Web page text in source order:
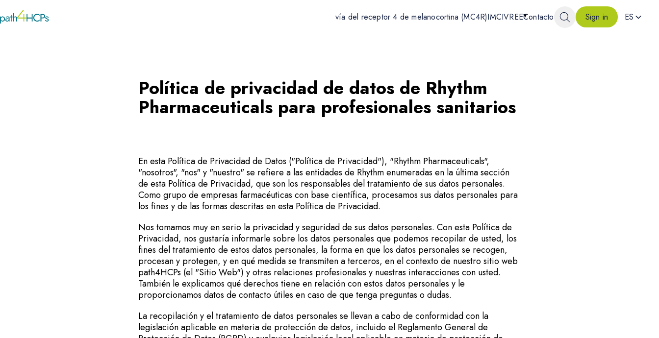
vía del receptor 4 de melanocortina (MC4R)IMCIVREEContacto Sign in ES
Política de privacidad de datos de Rhythm
Pharmaceuticals para profesionales sanitarios
En esta Política de Privacidad de Datos ("Política de Privacidad"), "Rhythm Pharmaceuticals",
"nosotros", "nos" y "nuestro" se refiere a las entidades de Rhythm enumeradas en la última sección
de esta Política de Privacidad, que son los responsables del tratamiento de sus datos personales.
Como grupo de empresas farmacéuticas con base científica, procesamos sus datos personales para
los fines y de las formas descritas en esta Política de Privacidad.
Nos tomamos muy en serio la privacidad y seguridad de sus datos personales. Con esta Política de
Privacidad, nos gustaría informarle sobre los datos personales que podemos recopilar de usted, los
fines del tratamiento de estos datos personales, la forma en que los datos personales se recogen,
procesan y protegen, y en qué medida se transmiten a terceros, en el contexto de nuestro sitio web
path4HCPs (el "Sitio Web") y otras relaciones profesionales y nuestras interacciones con usted.
También le explicamos qué derechos tiene en relación con estos datos personales y le
proporcionamos datos de contacto útiles en caso de que tenga preguntas o dudas.
La recopilación y el tratamiento de datos personales se llevan a cabo de conformidad con la
legislación aplicable en materia de protección de datos, incluido el Reglamento General de